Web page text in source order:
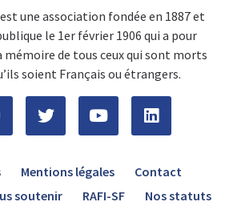
une association fondée en 1887 et
le 1er février 1906 qui a pour
de tous ceux qui sont morts
soient Français ou étrangers.
Mentions légales
Contact
soutenir RAFI-SF Nos statuts